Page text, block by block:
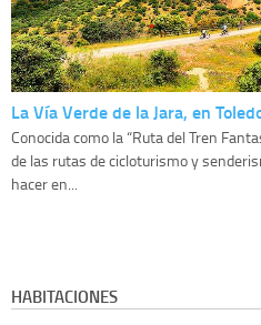
La Vía Verde de la Jara, en
Conocida como la “Ruta del Tren
de las rutas de cicloturismo y
hacer en...
HABITACIONES